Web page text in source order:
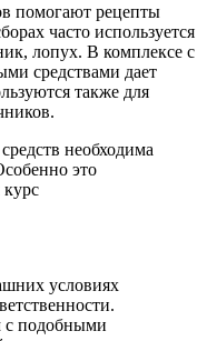
помогают рецепты
часто используется
лопух. В комплексе с
средствами дает
также для
необходима
это
условиях
с подобными